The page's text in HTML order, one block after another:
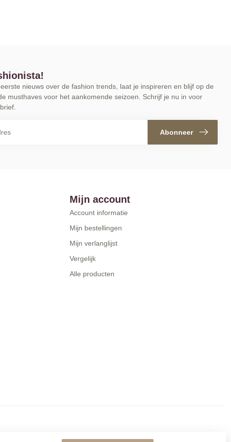
nieuws over de fashion trends, laat je inspireren en blijf op de
musthaves voor het aankomende seizoen. Schrijf je nu in voor
Abonneer
Mijn account
Account informatie
Mijn bestellingen
Mijn verlanglijst
Vergelijk
Alle producten